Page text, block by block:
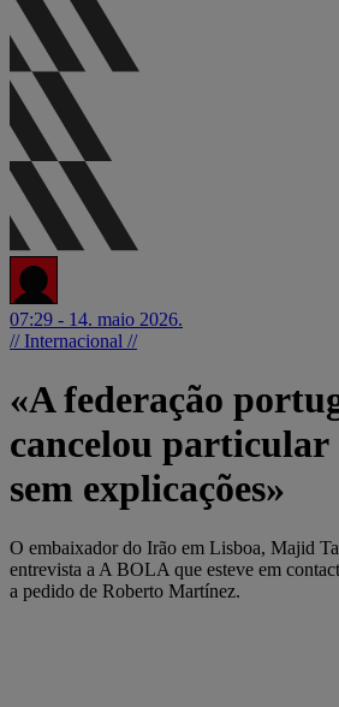
07:29 - 14. maio 2026.
// Internacional //
«A federação
cancelou particular
sem explicações»
O embaixador do Irão em Lisboa, Majid
entrevista a A BOLA que esteve em
a pedido de Roberto Martínez.